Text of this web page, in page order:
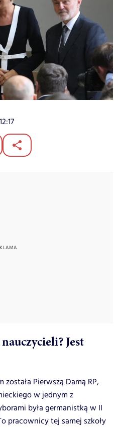
Jest
Pierwszą Damą RP,
w jednym z
była germanistką w II
pracownicy tej samej szkoły